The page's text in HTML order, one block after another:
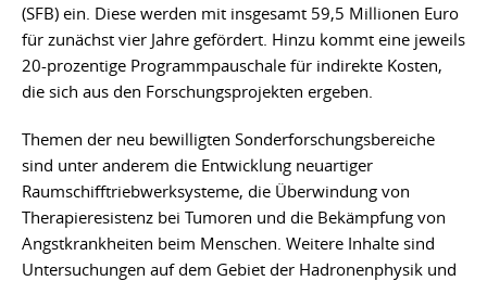
(SFB) ein. Diese werden mit insgesamt 59,5 Millionen Euro
für zunächst vier Jahre gefördert. Hinzu kommt eine jeweils
20-prozentige Programmpauschale für indirekte Kosten,
die sich aus den Forschungsprojekten ergeben.
Themen der neu bewilligten Sonderforschungsbereiche
sind unter anderem die Entwicklung neuartiger
Raumschifftriebwerksysteme, die Überwindung von
Therapieresistenz bei Tumoren und die Bekämpfung von
Angstkrankheiten beim Menschen. Weitere Inhalte sind
Untersuchungen auf dem Gebiet der Hadronenphysik und